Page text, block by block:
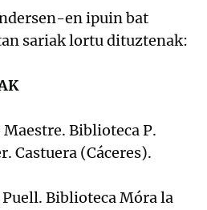
en ipuin bat
sariak lortu dituztenak:
Biblioteca P.
Castuera (Cáceres).
Biblioteca Móra la